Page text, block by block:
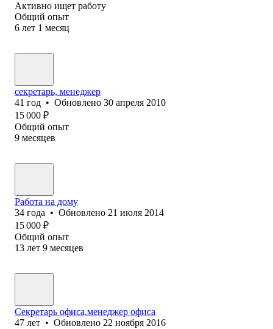
Активно ищет работу
Общий опыт
6 лет 1 месяц
секретарь, менеджер
41 год • Обновлено 30 апреля 2010
15 000 ₽
Общий опыт
9 месяцев
Работа на дому
34 года • Обновлено 21 июля 2014
15 000 ₽
Общий опыт
13 лет 9 месяцев
Секретарь офиса,менеджер офиса
47 лет • Обновлено 22 ноября 2016